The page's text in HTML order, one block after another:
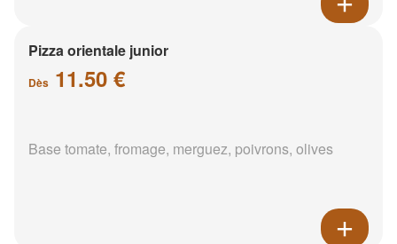
Pizza orientale junior
Dès 11.50 €
Base tomate, fromage, merguez, poivrons, olives